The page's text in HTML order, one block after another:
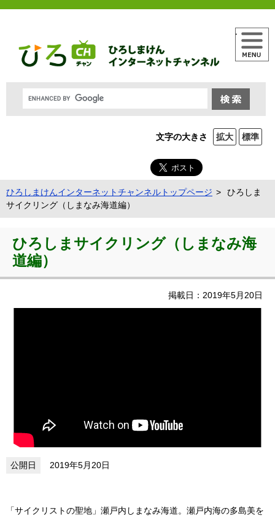
文字の大きさ 拡大 標準
メニュー
ひろしまけんインターネットチャンネルトップページ
ひろしま
サイクリング（しまなみ海道編）
ひろしまサイクリング（しまなみ海
道編）
掲載日：2019年5月20日
2019年5月20日
「サイクリストの聖地」瀬戸内しまなみ海道。瀬戸内海の多島美を